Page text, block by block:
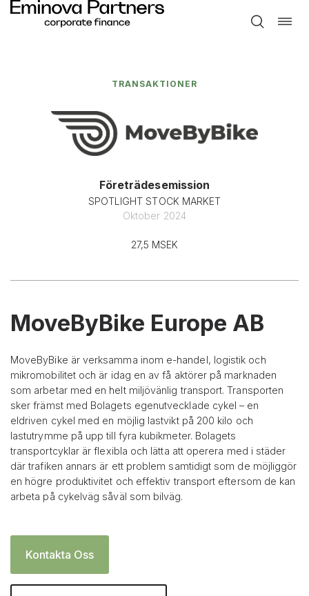
Toggle
TRANSAKTIONER
Företrädesemission
SPOTLIGHT STOCK MARKET
Oktober 2024
27,5 MSEK
MoveByBike Europe AB
MoveByBike är verksamma inom e-handel, logistik och
mikromobilitet och är idag en av få aktörer på marknaden
som arbetar med en helt miljövänlig transport. Transporten
sker främst med Bolagets egenutvecklade cykel – en
eldriven cykel med en möjlig lastvikt på 200 kilo och
lastutrymme på upp till fyra kubikmeter. Bolagets
transportcyklar är flexibla och lätta att operera med i städer
där trafiken annars är ett problem samtidigt som de möjliggör
en högre produktivitet och effektiv transport eftersom de kan
arbeta på cykelväg såväl som bilväg.
Kontakta Oss